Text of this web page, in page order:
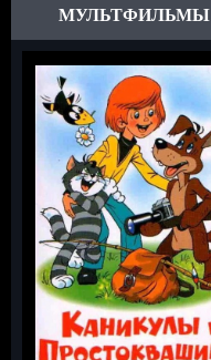
МУЛЬТФИЛЬМЫ